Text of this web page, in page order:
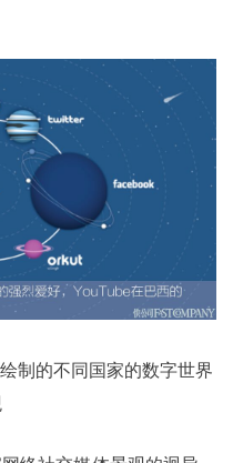
制的不同国家的数字世界